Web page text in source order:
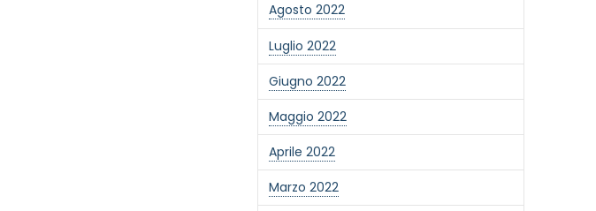
Agosto 2022
Luglio 2022
Giugno 2022
Maggio 2022
Aprile 2022
Marzo 2022